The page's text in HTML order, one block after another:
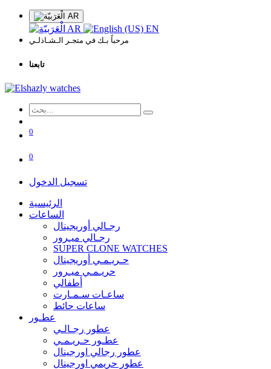
AR
AR EN
مرحباً بـك في متجـر الـشـاذلـي
تابعنا
0
0
تسجيل الدخول
الرئيسية
الساعات
رجـالي أوريجينال
رجـالي ميـرور
SUPER CLONE WATCHES
حـريـمـي أوريجينال
حريـمـي ميـرور
أطفالي
ساعـات سـمـارت
ساعات حائط
عطـور
عطور رجـالـي
عطـور حـريـمـي
عطور رجالي اورجينال
عطور حريمي اورجينال